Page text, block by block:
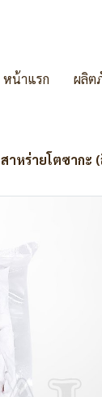
หน้าแรก ผลิต
สาหร่ายโตซากะ